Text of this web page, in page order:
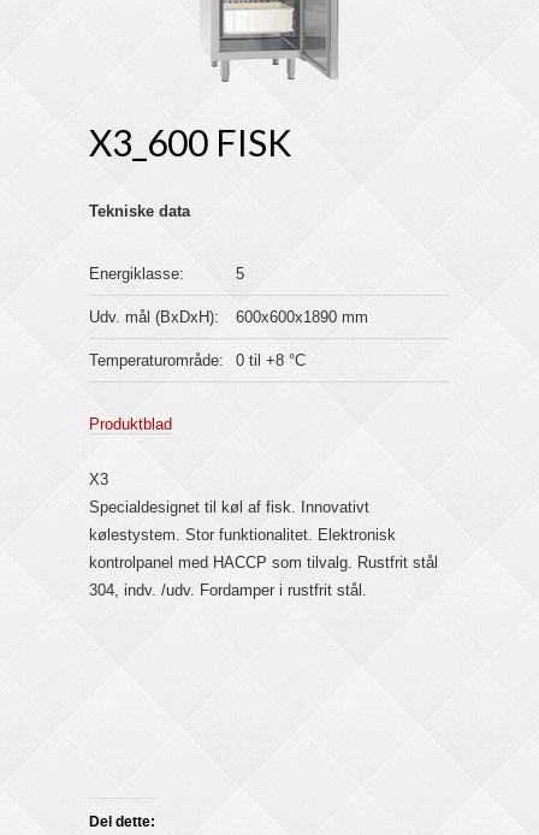
X3_600 FISK
Tekniske data
Energiklasse: 5
Udv. mål (BxDxH): 600x600x1890 mm
Temperaturområde: 0 til +8 °C
Produktblad
X3
Specialdesignet til køl af fisk. Innovativt
kølestystem. Stor funktionalitet. Elektronisk
kontrolpanel med HACCP som tilvalg. Rustfrit stål
304, indv. /udv. Fordamper i rustfrit stål.
Del dette: